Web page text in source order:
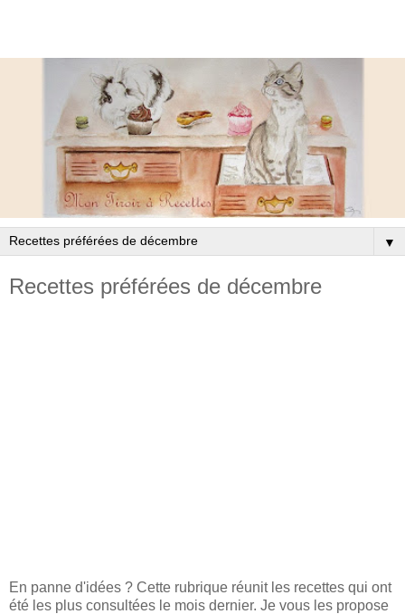
▼
Recettes préférées de décembre
En panne d'idées ? Cette rubrique réunit les recettes qui ont
été les plus consultées le mois dernier. Je vous les propose